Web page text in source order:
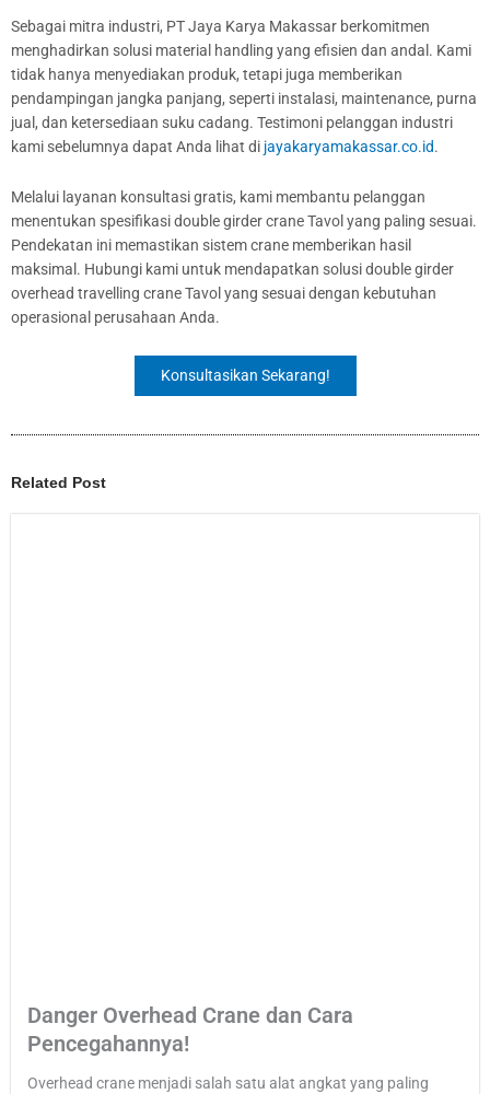
Sebagai mitra industri, PT Jaya Karya Makassar berkomitmen
menghadirkan solusi material handling yang efisien dan andal. Kami
tidak hanya menyediakan produk, tetapi juga memberikan
pendampingan jangka panjang, seperti instalasi, maintenance, purna
jual, dan ketersediaan suku cadang. Testimoni pelanggan industri
kami sebelumnya dapat Anda lihat di jayakaryamakassar.co.id.
Melalui layanan konsultasi gratis, kami membantu pelanggan
menentukan spesifikasi double girder crane Tavol yang paling sesuai.
Pendekatan ini memastikan sistem crane memberikan hasil
maksimal. Hubungi kami untuk mendapatkan solusi double girder
overhead travelling crane Tavol yang sesuai dengan kebutuhan
operasional perusahaan Anda.
Konsultasikan Sekarang!
Related Post
Danger Overhead Crane dan Cara
Pencegahannya!
Overhead crane menjadi salah satu alat angkat yang paling